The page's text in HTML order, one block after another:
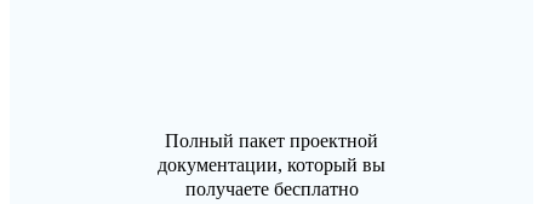
Полный пакет проектной
документации, который вы
получаете бесплатно